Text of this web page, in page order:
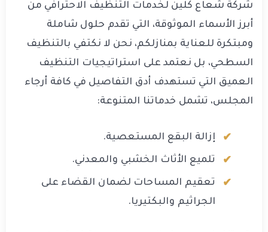
شركة شعاع كلين لخدمات التنظيف الاحترافي من
أبرز الأسماء الموثوقة، التي تقدم حلول شاملة
ومبتكرة للعناية بمنازلكم، نحن لا نكتفي بالتنظيف
السطحي، بل نعتمد على استراتيجيات التنظيف
العميق التي تستهدف أدق التفاصيل في كافة أرجاء
المجلس، تشمل خدماتنا المتنوعة:
إزالة البقع المستعصية.
تلميع الأثاث الخشبي والمعدني.
تعقيم المساحات لضمان القضاء على
الجراثيم والبكتيريا.